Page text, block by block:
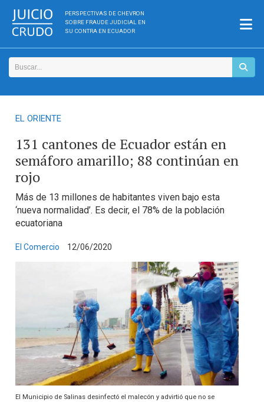
PERSPECTIVAS DE CHEVRON
SOBRE FRAUDE JUDICIAL EN
SU CONTRA EN ECUADOR
EL ORIENTE
131 cantones de Ecuador están en
semáforo amarillo; 88 continúan en
rojo
Más de 13 millones de habitantes viven bajo esta
‘nueva normalidad’. Es decir, el 78% de la población
ecuatoriana
El Comercio 12/06/2020
El Municipio de Salinas desinfectó el malecón y advirtió que no se